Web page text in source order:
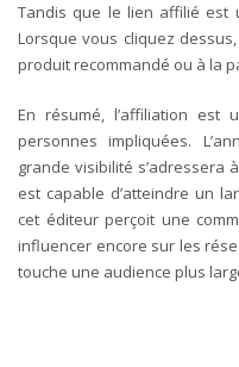
Tandis que le lien affilié est
Lorsque vous cliquez
produit recommandé ou à la
En résumé, l’affiliation
personnes impliquées.
grande visibilité
est capable d’atteindre un
cet éditeur perçoit une
influencer encore sur les
touche une audience plus